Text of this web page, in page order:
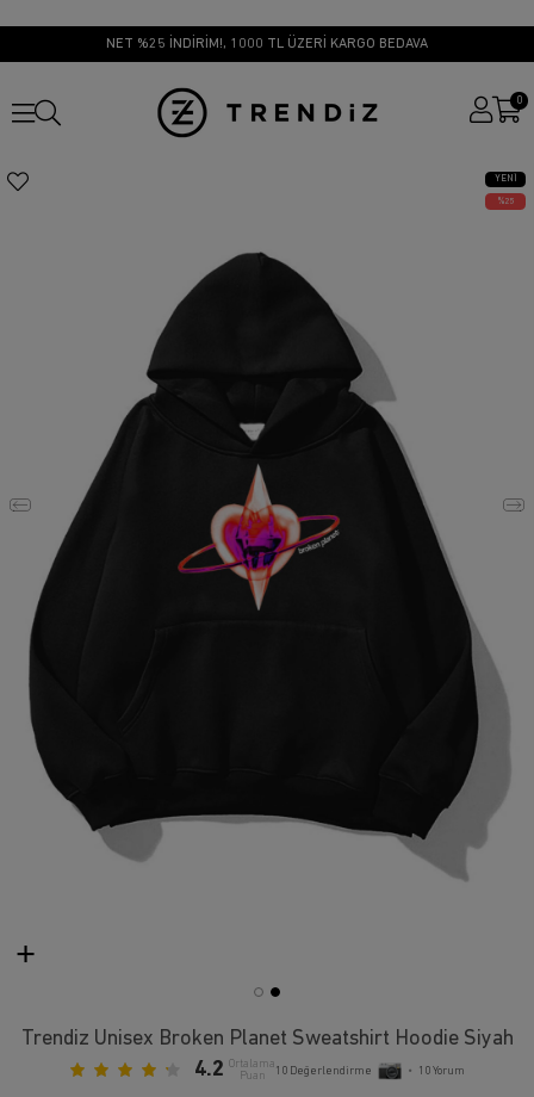
NET %25 İNDİRİM!, 1000 TL ÜZERİ KARGO BEDAVA
0
YENI
ÜRÜN
25
Trendiz Unisex Broken Planet Sweatshirt Hoodie Siyah
4.2 Ortalama
Puan
10 Değerlendirme • 10Yorum